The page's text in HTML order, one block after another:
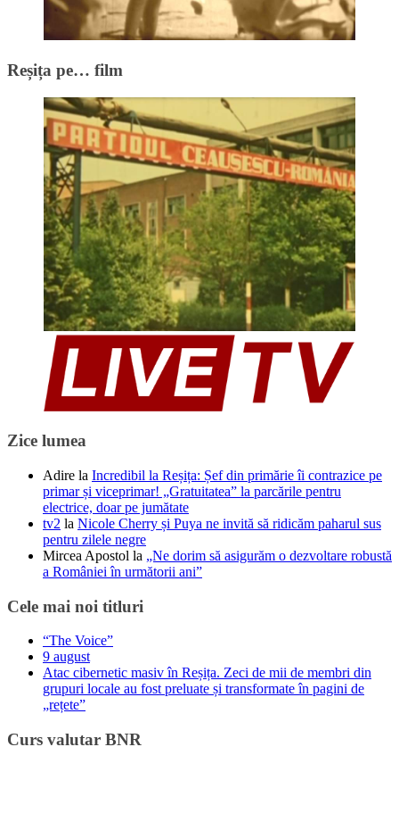
Reșița pe… film
Zice lumea
Adire la Incredibil la Reșița: Șef din primărie îi contrazice pe
primar și viceprimar! „Gratuitatea” la parcările pentru
electrice, doar pe jumătate
tv2 la Nicole Cherry și Puya ne invită să ridicăm paharul sus
pentru zilele negre
Mircea Apostol la „Ne dorim să asigurăm o dezvoltare robustă
a României în următorii ani”
Cele mai noi titluri
“The Voice”
9 august
Atac cibernetic masiv în Reșița. Zeci de mii de membri din
grupuri locale au fost preluate și transformate în pagini de
„rețete”
Curs valutar BNR